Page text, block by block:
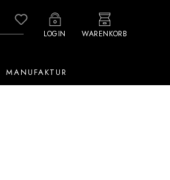
Du hast 0 Produkte auf dem
LOGIN WARENKORB
MANUFAKTUR